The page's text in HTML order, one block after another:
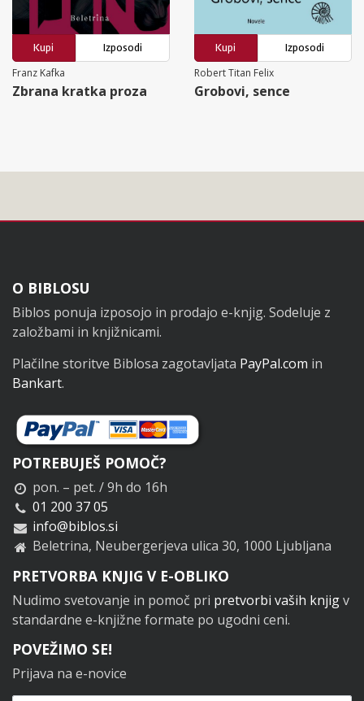
Kupi
Izposodi
Franz Kafka
Zbrana kratka proza
Kupi
Izposodi
Robert Titan Felix
Grobovi, sence
Noga
O BIBLOSU
Biblos ponuja izposojo in prodajo e-knjig. Sodeluje z
založbami in knjižnicami.
Plačilne storitve Biblosa zagotavljata PayPal.com in
Bankart.
POTREBUJEŠ POMOČ?
pon. – pet. / 9h do 16h
01 200 37 05
info@biblos.si
Beletrina, Neubergerjeva ulica 30, 1000 Ljubljana
PRETVORBA KNJIG V E-OBLIKO
Nudimo svetovanje in pomoč pri pretvorbi vaših knjigv
standardne e-knjižne formate po ugodni ceni.
POVEŽIMO SE!
Prijava na e-novice